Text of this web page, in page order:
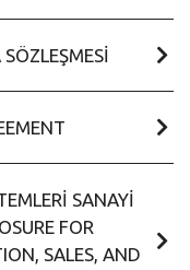
SANAYİ
FOR
SALES, AND